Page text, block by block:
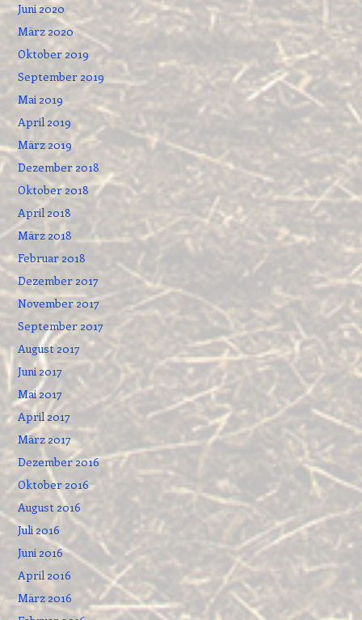
Juni 2020
März 2020
Oktober 2019
September 2019
Mai 2019
April 2019
März 2019
Dezember 2018
Oktober 2018
April 2018
März 2018
Februar 2018
Dezember 2017
November 2017
September 2017
August 2017
Juni 2017
Mai 2017
April 2017
März 2017
Dezember 2016
Oktober 2016
August 2016
Juli 2016
Juni 2016
April 2016
März 2016